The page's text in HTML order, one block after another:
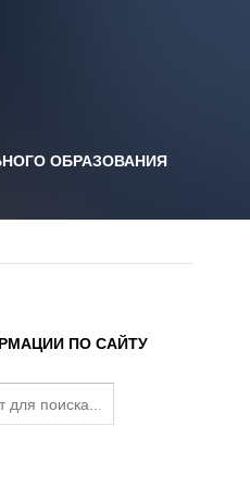
ОБРАЗОВАНИЯ
ПО САЙТУ